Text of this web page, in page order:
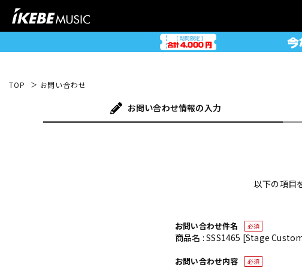
TOP お問い合わせ
お問い合わせ情報の入力
以下の項目
お問い合わせ件名 必須
商品名 : SSS1465 [Stage
お問い合わせ内容 必須